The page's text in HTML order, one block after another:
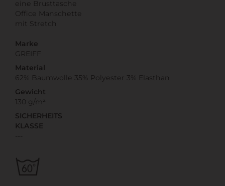
eine Brusttasche
Office Manschette
mit Stretch
Marke
GREIFF
Material
62% Baumwolle 35% Polyester 3% Elasthan
Gewicht
130 g/m²
SICHERHEITS
KLASSE